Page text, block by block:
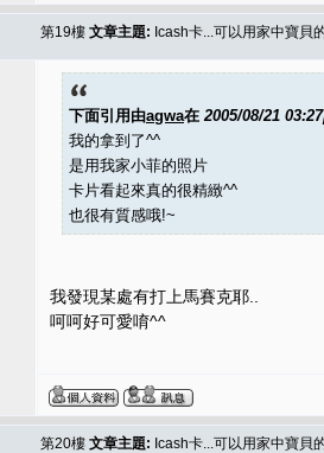
第19樓 文章主題: Icash卡...可以用家中寶貝
下面引用由agwa在 2005/08/21
我的拿到了^^
是用我家小菲的照片
卡片看起來真的很精緻^^
也很有質感哦!~
我發現某處有打上馬賽克耶..
呵呵好可愛唷^^
第20樓 文章主題: Icash卡...可以用家中寶貝